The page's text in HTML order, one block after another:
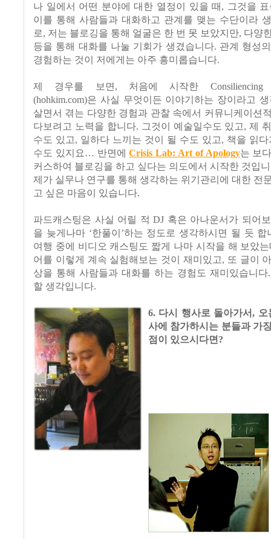
나 일에서 어떤 분야에 대한 열정이 있을 때, 그것을
이를 통해 사람들과 대화하고 관계를 맺는 수단이라
로, 저는 블로깅을 통해 얼굴은 한 번 못 보았지만, 다양
등을 통해 대화를 나눌 기회가 생겼습니다. 관계 형성
경험하는 것이 저에게는 아주 흥미롭습니다.
제 경우를 보면, 처음에 시작한 Consiliencing
(hohkim.com)은 사실 무엇이든 이야기하는 장이라고
살면서 겪는 다양한 경험과 관찰 속에서 커뮤니케이션
다보려고 노력을 합니다. 그것이 예술일수도 있고, 제
수도 있고, 일하다 느끼는 것이 될 수도 있고, 책을 읽
수도 있지요… 반면에Crisis Lab: Art of Apology는 보
커스하여 블로깅을 하고 싶다는 의도에서 시작한 것입
제가 실무나 연구를 통해 생각하는 위기관리에 대한 전
고 싶은 마음이 있습니다.
파드캐스팅은 사실 어릴 적 DJ 혹은 아나운서가 되어
을 늦게나마 ‘한풀이’하는 정도로 생각하시면 될 듯 합
여행 중에 비디오 캐스팅도 짧게 나마 시작을 해 보았
어를 이렇게 계속 실험해보는 것이 재미있고, 또 글이
상을 통해 사람들과 대화를 하는 경험도 재미있습니
할 생각입니다.
6. 다시 행사로 돌아가서, 오
사에 참가하시는 분들과 가
점이 있으시다면?